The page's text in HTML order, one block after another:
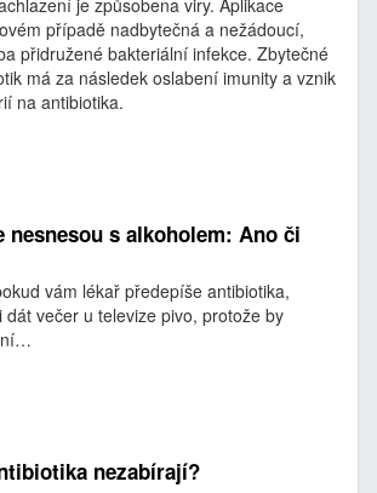
je způsobena viry. Aplikace
případě nadbytečná a nežádoucí,
přidružené bakteriální infekce. Zbytečné
má za následek oslabení imunity a vznik
na antibiotika.
nesnesou s alkoholem: Ano či
vám lékař předepíše antibiotika,
dát večer u televize pivo, protože by
nezabírají?